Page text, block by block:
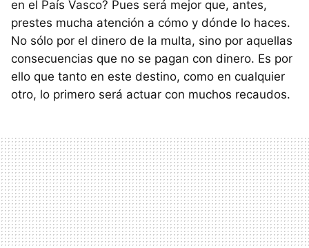
en el País Vasco? Pues será mejor que, antes,
prestes mucha atención a cómo y dónde lo haces.
No sólo por el dinero de la multa, sino por aquellas
consecuencias que no se pagan con dinero. Es por
ello que tanto en este destino, como en cualquier
otro, lo primero será actuar con muchos recaudos.